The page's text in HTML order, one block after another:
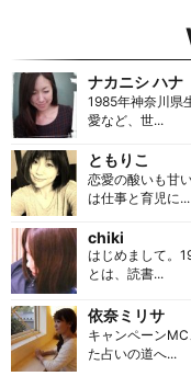
ナカニシ ハナ
1985年神奈川県
愛など、世...
ともりこ
恋愛の酸いも甘
は仕事と育児に...
chiki
はじめまして。
とは、読書...
依奈ミリサ
キャンペーン
た占いの道へ...